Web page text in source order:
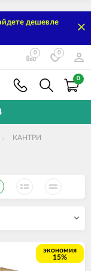
дешевле
0 0
0
КАНТРИ
экономия
15%